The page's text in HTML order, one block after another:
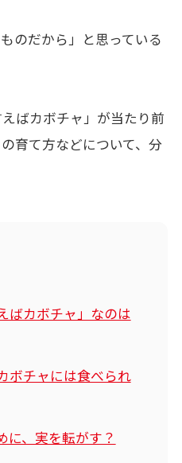
のだから」と思っている
ばカボチャ」が当たり前
育て方などについて、分
ばカボチャ」なのは
ボチャには食べられ
に、実を転がす？